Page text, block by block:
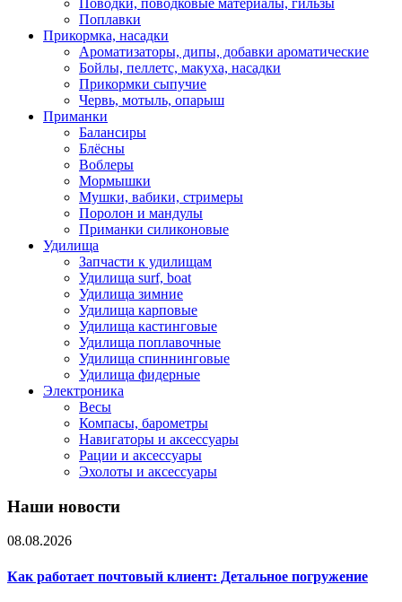
Поводки, поводковые материалы, гильзы
Поплавки
Прикормка, насадки
Ароматизаторы, дипы, добавки ароматические
Бойлы, пеллетс, макуха, насадки
Прикормки сыпучие
Червь, мотыль, опарыш
Приманки
Балансиры
Блёсны
Воблеры
Мормышки
Мушки, вабики, стримеры
Поролон и мандулы
Приманки силиконовые
Удилища
Запчасти к удилищам
Удилища surf, boat
Удилища зимние
Удилища карповые
Удилища кастинговые
Удилища поплавочные
Удилища спиннинговые
Удилища фидерные
Электроника
Весы
Компасы, барометры
Навигаторы и аксессуары
Рации и аксессуары
Эхолоты и аксессуары
Наши новости
08.08.2026
Как работает почтовый клиент: Детальное погружение